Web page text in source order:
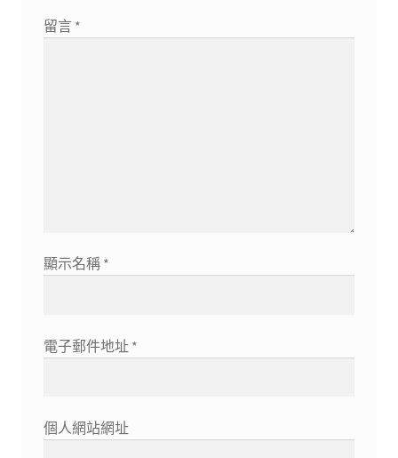
留言 *
顯示名稱 *
電子郵件地址 *
個人網站網址